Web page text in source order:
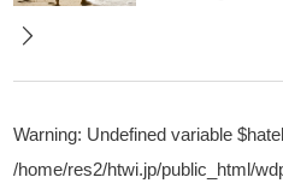
Warning: Undefined variable
/home/res2/htwi.jp/public_html/